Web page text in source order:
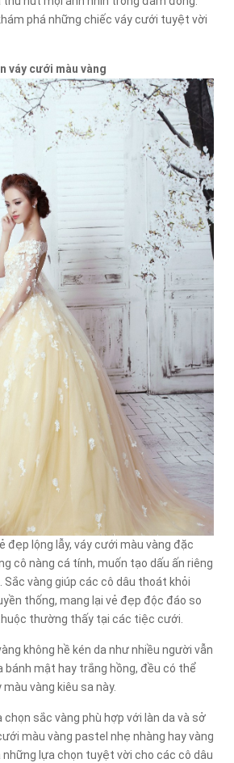
phá những chiếc váy cưới tuyệt vời
váy cưới màu vàng
đẹp lộng lẫy, váy cưới màu vàng đặc
cô nàng cá tính, muốn tạo dấu ấn riêng
vàng giúp các cô dâu thoát khỏi
thống, mang lại vẻ đẹp độc đáo so
thường thấy tại các tiệc cưới.
không hề kén da như nhiều người vẫn
bánh mật hay trắng hồng, đều có thể
vàng kiêu sa này.
chọn sắc vàng phù hợp với làn da và sở
màu vàng pastel nhẹ nhàng hay vàng
lựa chọn tuyệt vời cho các cô dâu